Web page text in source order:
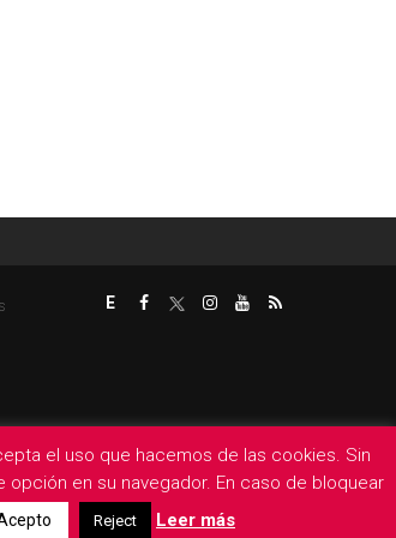
E
el uso que hacemos de las cookies. Sin
en su navegador. En caso de bloquear
Reject Leer más